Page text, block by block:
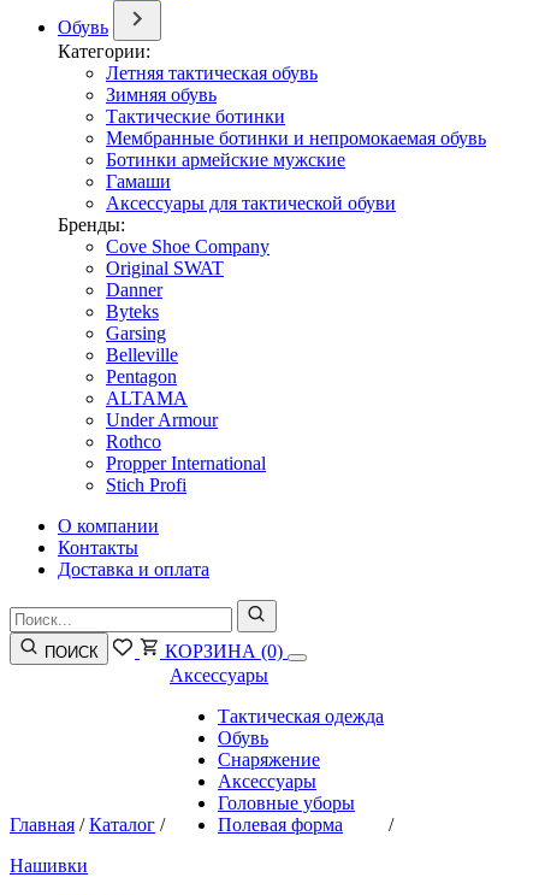
Обувь
Категории:
Летняя тактическая обувь
Зимняя обувь
Тактические ботинки
Мембранные ботинки и непромокаемая обувь
Ботинки армейские мужские
Гамаши
Аксессуары для тактической обуви
Бренды:
Cove Shoe Company
Original SWAT
Danner
Byteks
Garsing
Belleville
Pentagon
ALTAMA
Under Armour
Rothco
Propper International
Stich Profi
О компании
Контакты
Доставка и оплата
ПОИСК КОРЗИНА (0)
Главная /Каталог /
Аксессуары
Тактическая одежда
Обувь
Снаряжение
Аксессуары
Головные уборы
Полевая форма
/
Нашивки